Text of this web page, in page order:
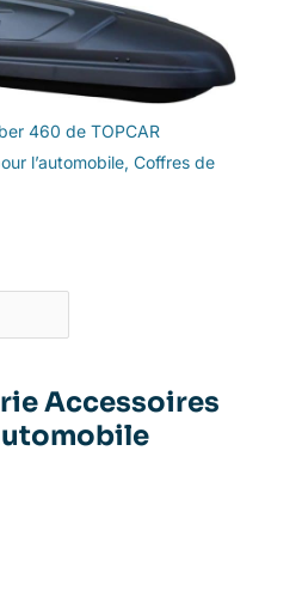
460 de TOPCAR
l’automobile, Coffres de
Accessoires